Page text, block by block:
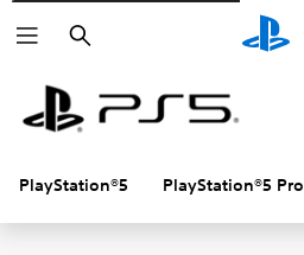
Zoeken
PlayStation®5 PlayStation®5 Pro